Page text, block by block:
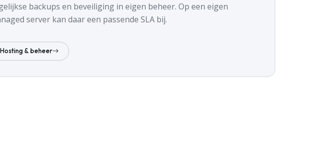
backups en beveiliging in eigen beheer. Op een eigen
server kan daar een passende SLA bij.
Hosting & beheer